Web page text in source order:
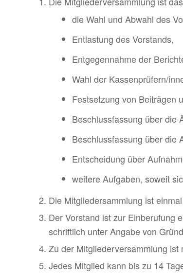
die Wahl und Abwahl des
Entlastung des Vorstands,
Entgegennahme der
Wahl der Kassenprüfern/
Festsetzung von Beiträgen
Beschlussfassung über die
Beschlussfassung über die
Entscheidung über
weitere Aufgaben, soweit
Die Mitglie­der­samm­lung ist
Der Vorstand ist zur Einberufung
schriftlich unter Angabe von
Zu der Mitglie­der­ver­samm­lung ist
Jedes Mitglied kann bis zu 14